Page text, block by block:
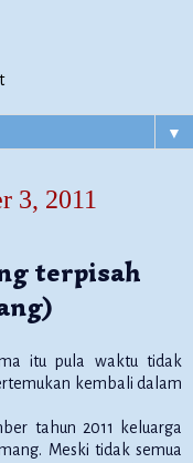
▼
3, 2011
terpisah
itu pula waktu tidak
kembali dalam
tahun 2011 keluarga
Meski tidak semua